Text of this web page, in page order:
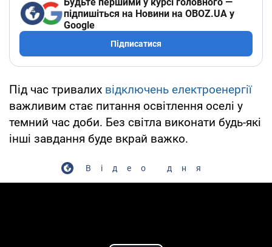
підпишіться на Новини на OBOZ.UA у
Google
Підписатися
Під час тривалих відключень електроенергії
важливим стає питання освітлення оселі у
темний час доби. Без світла виконати будь-які
інші завдання буде вкрай важко.
Відео дня